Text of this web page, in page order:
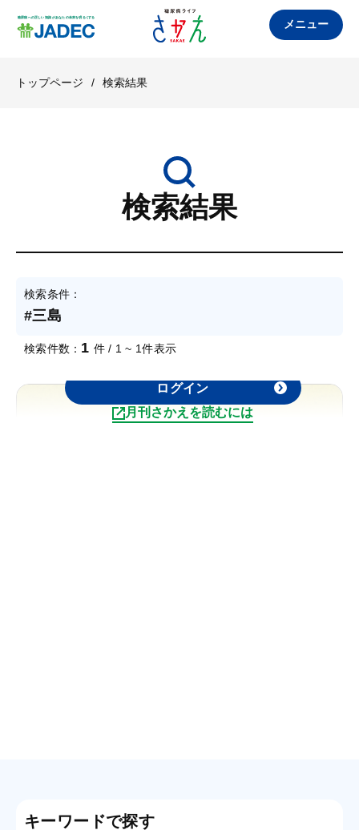
メニュー
トップページ / 検索結果
検索結果
検索条件：
#三島
検索件数： 1 件 / 1 ~ 1件表示
記事の閲覧は日本糖尿病協会会員限定です。
ログイン
月刊さかえを読むには
キーワードで探す